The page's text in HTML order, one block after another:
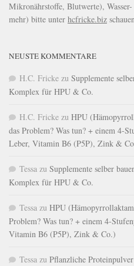
Mikronährstoffe, Blutwerte),
mehr) bitte unter hcfricke.biz
NEUSTE KOMMENTARE
H.C. Fricke zu Supplemente
Komplex für HPU & Co.
H.C. Fricke zu HPU
das Problem? Was tun? + einem 4-
Leber, Vitamin B6 (P5P), Zink &
Tessa zu Supplemente selber
Komplex für HPU & Co.
Tessa zu HPU
Problem? Was tun? + einem 4-
Vitamin B6 (P5P), Zink & Co.)
Tessa zu Pflanzliche